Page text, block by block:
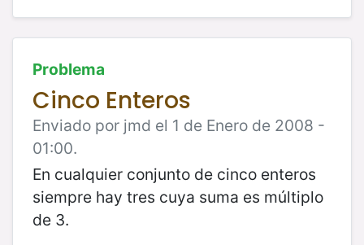
Problema
Cinco Enteros
Enviado por jmd el 1 de Enero de 2008 -
01:00.
En cualquier conjunto de cinco enteros
siempre hay tres cuya suma es múltiplo
de 3.